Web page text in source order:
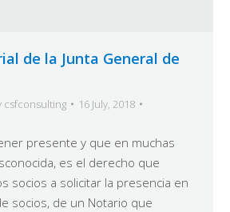
de la Junta General de
csfconsulting
16 July, 2018
presente y que en muchas
es el derecho que
socios a solicitar la presencia en
socios, de un Notario que